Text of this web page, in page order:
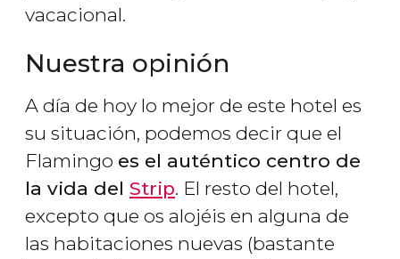
vacacional.
Nuestra opinión
A día de hoy lo mejor de este hotel es
su situación, podemos decir que el
Flamingo es el auténtico centro de
la vida del Strip. El resto del hotel,
excepto que os alojéis en alguna de
las habitaciones nuevas (bastante